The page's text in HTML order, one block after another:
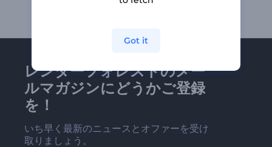
レンダーフォレストのメー
ルマガジンにどうかご登録
を！
いち早く最新のニュースとオファーを受け
取りましょう。
Got it